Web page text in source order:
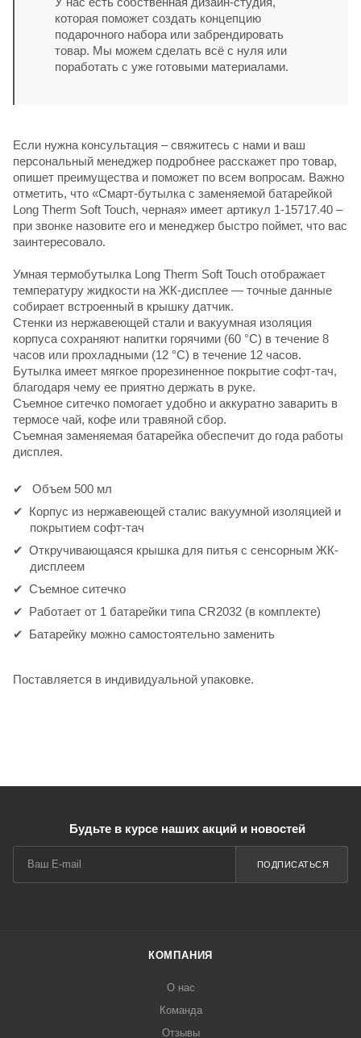
которая поможет создать концепцию
подарочного набора или забрендировать
товар. Мы можем сделать всё с нуля или
поработать с уже готовыми материалами.
Если нужна консультация – свяжитесь с нами и ваш
персональный менеджер подробнее расскажет про товар,
опишет преимущества и поможет по всем вопросам. Важно
отметить, что «Смарт-бутылка с заменяемой батарейкой
Long Therm Soft Touch, черная» имеет артикул 1-15717.40 –
при звонке назовите его и менеджер быстро поймет, что вас
заинтересовало.
Умная термобутылка Long Therm Soft Touch отображает
температуру жидкости на ЖК-дисплее — точные данные
собирает встроенный в крышку датчик.
Стенки из нержавеющей стали и вакуумная изоляция
корпуса сохраняют напитки горячими (60 °C) в течение 8
часов или прохладными (12 °C) в течение 12 часов.
Бутылка имеет мягкое прорезиненное покрытие софт-тач,
благодаря чему ее приятно держать в руке.
Съемное ситечко помогает удобно и аккуратно заварить в
термосе чай, кофе или травяной сбор.
Съемная заменяемая батарейка обеспечит до года работы
дисплея.
Объем 500 мл
Корпус из нержавеющей сталис вакуумной изоляцией и
покрытием софт-тач
Откручивающаяся крышка для питья с сенсорным ЖК-
дисплеем
Съемное ситечко
Работает от 1 батарейки типа CR2032 (в комплекте)
Батарейку можно самостоятельно заменить
Поставляется в индивидуальной упаковке.
Будьте в курсе наших акций и новостей
ПОДПИСАТЬСЯ
КОМПАНИЯ
О нас
Команда
Отзывы